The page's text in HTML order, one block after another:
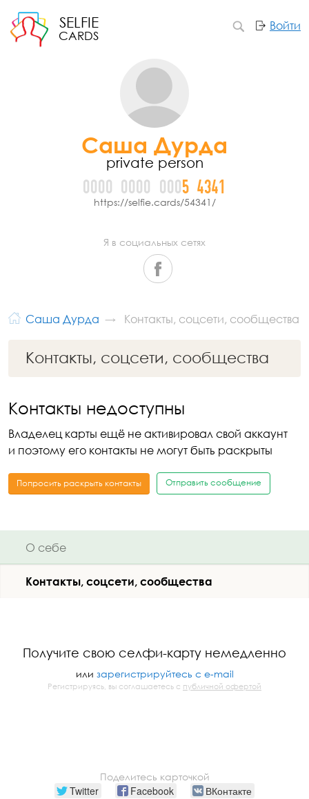
SELFIE
CARDS
Войти
Саша Дурда
private person
0000 0000 0005 4341
https://selfie.cards/54341/
Я в социальных сетях
Саша Дурда Контакты, соцсети, сообщества
Контакты, соцсети, сообщества
Контакты недоступны
Владелец карты ещё не активировал свой аккаунт
и поэтому его контакты не могут быть раскрыты
Попросить раскрыть контакты Отправить сообщение
О себе
Контакты, соцсети, сообщества
Получите свою селфи-карту немедленно
или зарегистрируйтесь с e-mail
Регистрируясь, вы соглашаетесь с публичной офертой
Поделитесь карточкой
Twitter Facebook
ВКонтакте